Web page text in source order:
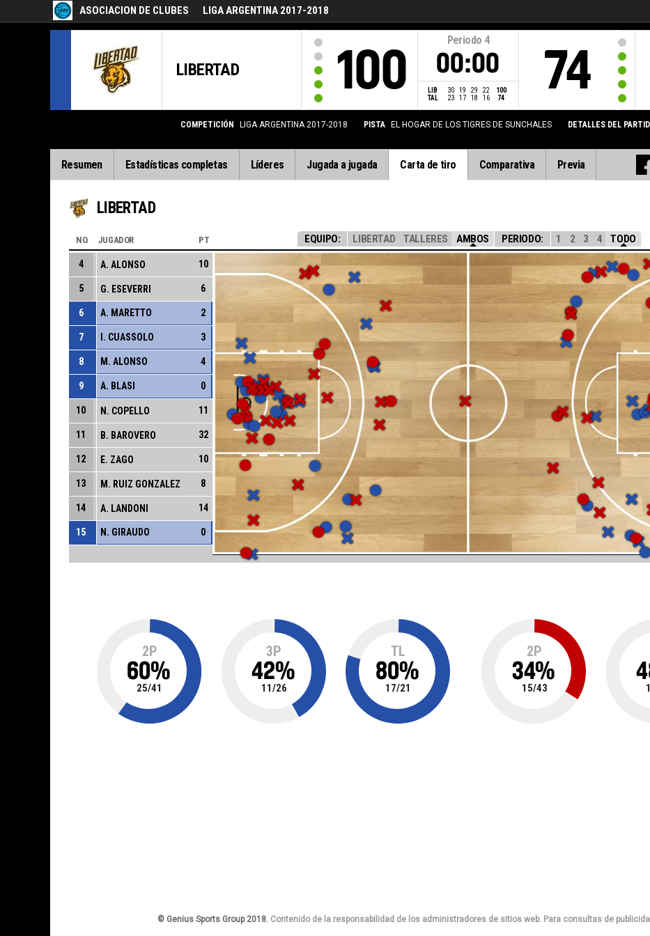
ASOCIACION DE CLUBES LIGA ARGENTINA 2017-2018
LIBERTAD 100
Periodo 4
00:00
LIB 30 19 29 22
100
TAL
23 17 18 16 74 74
COMPETICIÓN LIGA ARGENTINA 2017-2018 PISTA EL HOGAR DE LOS TIGRES DE SUNCHALES DETALLES DEL
Resumen Estadísticas completas Líderes Jugada a jugada Carta de tiro Comparativa Previa
LIBERTAD
EQUIPO: LIBERTAD TALLERES AMBOS PERIODO: 1 2 3 4 TODO
NO. JUGADOR PT
4 A. ALONSO 10
5 G. ESEVERRI 6
6 A. MARETTO 2
7 I. CUASSOLO 3
8 M. ALONSO 4
9 A. BLASI 0
10 N. COPELLO 11
11 B. BAROVERO 32
12 E. ZAGO 10
13 M. RUIZ GONZALEZ 8
14 A. LANDONI 14
15 N. GIRAUDO 0
2P
60%
25/41
3P
42%
11/26
TL
80%
17/21
2P
34%
15/43
© Genius Sports Group 2018. Contenido de la responsabilidad de los administradores de sitios web. Para consultas de